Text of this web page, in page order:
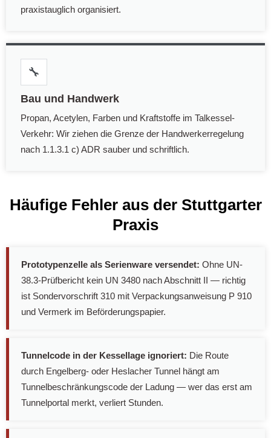
praxistauglich organisiert.
🔧
Bau und Handwerk
Propan, Acetylen, Farben und Kraftstoffe im Talkessel-
Verkehr: Wir ziehen die Grenze der Handwerkerregelung
nach 1.1.3.1 c) ADR sauber und schriftlich.
Häufige Fehler aus der Stuttgarter
Praxis
Prototypenzelle als Serienware versendet: Ohne UN-
38.3-Prüfbericht kein UN 3480 nach Abschnitt II — richtig
ist Sondervorschrift 310 mit Verpackungsanweisung P 910
und Vermerk im Beförderungspapier.
Tunnelcode in der Kessellage ignoriert: Die Route
durch Engelberg- oder Heslacher Tunnel hängt am
Tunnelbeschränkungscode der Ladung — wer das erst am
Tunnelportal merkt, verliert Stunden.